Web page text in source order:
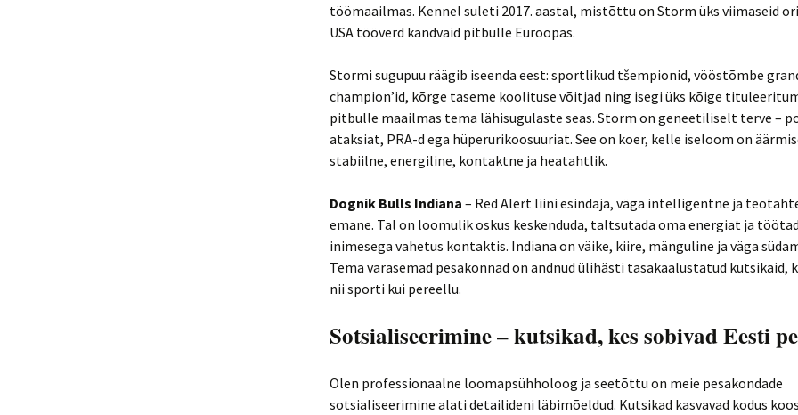
töömaailmas. Kennel suleti 2017. aastal, mistõttu on Storm üks viimaseid
USA tööverd kandvaid pitbulle Euroopas.
Stormi sugupuu räägib iseenda eest: sportlikud tšempionid, vööstõmbe
champion’id, kõrge taseme koolituse võitjad ning isegi üks kõige
pitbulle maailmas tema lähisugulaste seas. Storm on geneetiliselt terve –
ataksiat, PRA-d ega hüperurikoosuuriat. See on koer, kelle iseloom on
stabiilne, energiline, kontaktne ja heatahtlik.
Dognik Bulls Indiana – Red Alert liini esindaja, väga intelligentne ja
emane. Tal on loomulik oskus keskenduda, taltsutada oma energiat ja
inimesega vahetus kontaktis. Indiana on väike, kiire, mänguline ja väga
Tema varasemad pesakonnad on andnud ülihästi tasakaalustatud kutsikaid,
nii sporti kui pereellu.
Sotsialiseerimine – kutsikad, kes sobivad Eesti
Olen professionaalne loomapsühholoog ja seetõttu on meie pesakondade
sotsialiseerimine alati detailideni läbimõeldud. Kutsikad kasvavad kodus